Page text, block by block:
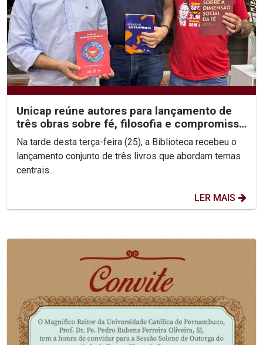
Unicap reúne autores para lançamento de
três obras sobre fé, filosofia e compromisso
social
Na tarde desta terça-feira (25), a Biblioteca recebeu o
lançamento conjunto de três livros que abordam temas
centrais...
LER MAIS